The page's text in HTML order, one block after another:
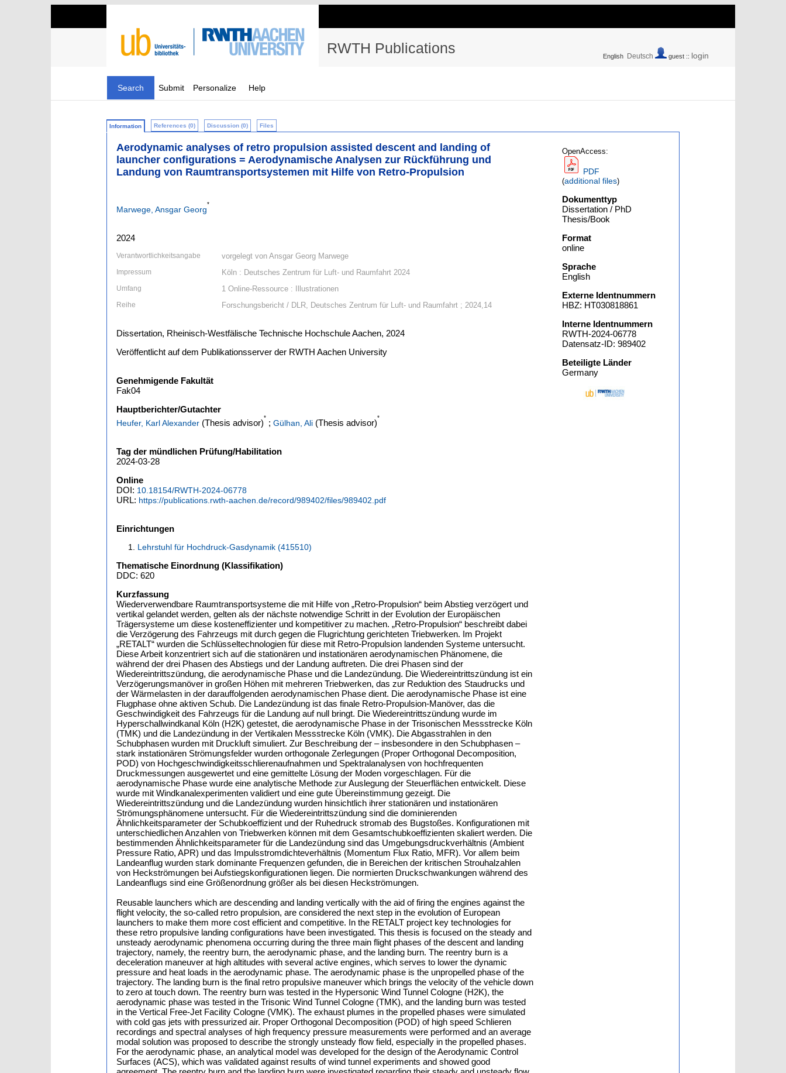
RWTH Publications English Deutsch guest :: login
Search Submit Personalize Help
Information References (0) Discussion (0) Files
Aerodynamic analyses of retro propulsion assisted descent and landing of
launcher configurations = Aerodynamische Analysen zur Rückführung und
Landung von Raumtransportsystemen mit Hilfe von Retro-Propulsion
Marwege, Ansgar Georg
*
2024
Verantwortlichkeitsangabe vorgelegt von Ansgar Georg Marwege
Impressum Köln : Deutsches Zentrum für Luft- und Raumfahrt 2024
Umfang 1 Online-Ressource : Illustrationen
Reihe Forschungsbericht / DLR, Deutsches Zentrum für Luft- und Raumfahrt ; 2024,14
Dissertation, Rheinisch-Westfälische Technische Hochschule Aachen, 2024
Veröffentlicht auf dem Publikationsserver der RWTH Aachen University
Genehmigende Fakultät
Fak04
Hauptberichter/Gutachter
Heufer, Karl Alexander (Thesis advisor)
*
; Gülhan, Ali (Thesis advisor)
*
Tag der mündlichen Prüfung/Habilitation
2024-03-28
Online
DOI: 10.18154/RWTH-2024-06778
URL: https://publications.rwth-aachen.de/record/989402/files/989402.pdf
Einrichtungen
Lehrstuhl für Hochdruck-Gasdynamik (415510)
Thematische Einordnung (Klassifikation)
DDC: 620
Kurzfassung
Wiederverwendbare Raumtransportsysteme die mit Hilfe von „Retro-Propulsion“ beim Abstieg verzögert und
vertikal gelandet werden, gelten als der nächste notwendige Schritt in der Evolution der Europäischen
Trägersysteme um diese kosteneffizienter und kompetitiver zu machen. „Retro-Propulsion“ beschreibt dabei
die Verzögerung des Fahrzeugs mit durch gegen die Flugrichtung gerichteten Triebwerken. Im Projekt
„RETALT“ wurden die Schlüsseltechnologien für diese mit Retro-Propulsion landenden Systeme untersucht.
Diese Arbeit konzentriert sich auf die stationären und instationären aerodynamischen Phänomene, die
während der drei Phasen des Abstiegs und der Landung auftreten. Die drei Phasen sind der
Wiedereintrittszündung, die aerodynamische Phase und die Landezündung. Die Wiedereintrittszündung ist ein
Verzögerungsmanöver in großen Höhen mit mehreren Triebwerken, das zur Reduktion des Staudrucks und
der Wärmelasten in der darauffolgenden aerodynamischen Phase dient. Die aerodynamische Phase ist eine
Flugphase ohne aktiven Schub. Die Landezündung ist das finale Retro-Propulsion-Manöver, das die
Geschwindigkeit des Fahrzeugs für die Landung auf null bringt. Die Wiedereintrittszündung wurde im
Hyperschallwindkanal Köln (H2K) getestet, die aerodynamische Phase in der Trisonischen Messstrecke Köln
(TMK) und die Landezündung in der Vertikalen Messstrecke Köln (VMK). Die Abgasstrahlen in den
Schubphasen wurden mit Druckluft simuliert. Zur Beschreibung der – insbesondere in den Schubphasen –
stark instationären Strömungsfelder wurden orthogonale Zerlegungen (Proper Orthogonal Decomposition,
POD) von Hochgeschwindigkeitsschlierenaufnahmen und Spektralanalysen von hochfrequenten
Druckmessungen ausgewertet und eine gemittelte Lösung der Moden vorgeschlagen. Für die
aerodynamische Phase wurde eine analytische Methode zur Auslegung der Steuerflächen entwickelt. Diese
wurde mit Windkanalexperimenten validiert und eine gute Übereinstimmung gezeigt. Die
Wiedereintrittszündung und die Landezündung wurden hinsichtlich ihrer stationären und instationären
Strömungsphänomene untersucht. Für die Wiedereintrittszündung sind die dominierenden
Ähnlichkeitsparameter der Schubkoeffizient und der Ruhedruck stromab des Bugstoßes. Konfigurationen mit
unterschiedlichen Anzahlen von Triebwerken können mit dem Gesamtschubkoeffizienten skaliert werden. Die
bestimmenden Ähnlichkeitsparameter für die Landezündung sind das Umgebungsdruckverhältnis (Ambient
Pressure Ratio, APR) und das Impulsstromdichteverhältnis (Momentum Flux Ratio, MFR). Vor allem beim
Landeanflug wurden stark dominante Frequenzen gefunden, die in Bereichen der kritischen Strouhalzahlen
von Heckströmungen bei Aufstiegskonfigurationen liegen. Die normierten Druckschwankungen während des
Landeanflugs sind eine Größenordnung größer als bei diesen Heckströmungen.
Reusable launchers which are descending and landing vertically with the aid of firing the engines against the
flight velocity, the so-called retro propulsion, are considered the next step in the evolution of European
launchers to make them more cost efficient and competitive. In the RETALT project key technologies for
these retro propulsive landing configurations have been investigated. This thesis is focused on the steady and
unsteady aerodynamic phenomena occurring during the three main flight phases of the descent and landing
trajectory, namely, the reentry burn, the aerodynamic phase, and the landing burn. The reentry burn is a
deceleration maneuver at high altitudes with several active engines, which serves to lower the dynamic
pressure and heat loads in the aerodynamic phase. The aerodynamic phase is the unpropelled phase of the
trajectory. The landing burn is the final retro propulsive maneuver which brings the velocity of the vehicle down
to zero at touch down. The reentry burn was tested in the Hypersonic Wind Tunnel Cologne (H2K), the
aerodynamic phase was tested in the Trisonic Wind Tunnel Cologne (TMK), and the landing burn was tested
in the Vertical Free-Jet Facility Cologne (VMK). The exhaust plumes in the propelled phases were simulated
with cold gas jets with pressurized air. Proper Orthogonal Decomposition (POD) of high speed Schlieren
recordings and spectral analyses of high frequency pressure measurements were performed and an average
modal solution was proposed to describe the strongly unsteady flow field, especially in the propelled phases.
For the aerodynamic phase, an analytical model was developed for the design of the Aerodynamic Control
Surfaces (ACS), which was validated against results of wind tunnel experiments and showed good
OpenAccess:
PDF
(additional files)
Dokumenttyp
Dissertation / PhD
Thesis/Book
Format
online
Sprache
English
Externe Identnummern
HBZ: HT030818861
Interne Identnummern
RWTH-2024-06778
Datensatz-ID: 989402
Beteiligte Länder
Germany